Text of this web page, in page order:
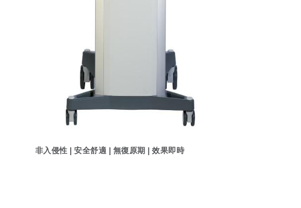
非入侵性 | 安全舒適 | 無復原期 | 效果即時